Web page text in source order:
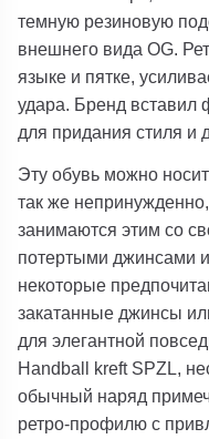
темную резиновую
внешнего вида OG.
языке и пятке,
удара. Бренд вставил
для придания стиля и
Эту обувь можно
так же
занимаются этим со
потертыми джинсами
некоторые
закатанные джинсы
для элегантной
Handball kreft SPZL,
обычный наряд
ретро-профилю с